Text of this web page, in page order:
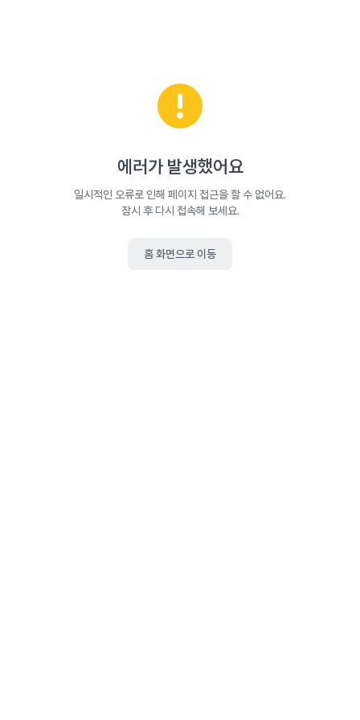
에러가 발생했어요
일시적인 오류로 인해 페이지 접근을 할 수 없어요.
잠시 후 다시 접속해 보세요.
홈 화면으로 이동